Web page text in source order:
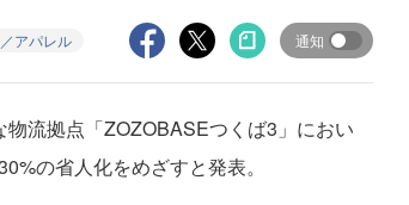
アパレル 通知
流拠点「ZOZOBASEつくば3」におい
の省人化をめざすと発表。